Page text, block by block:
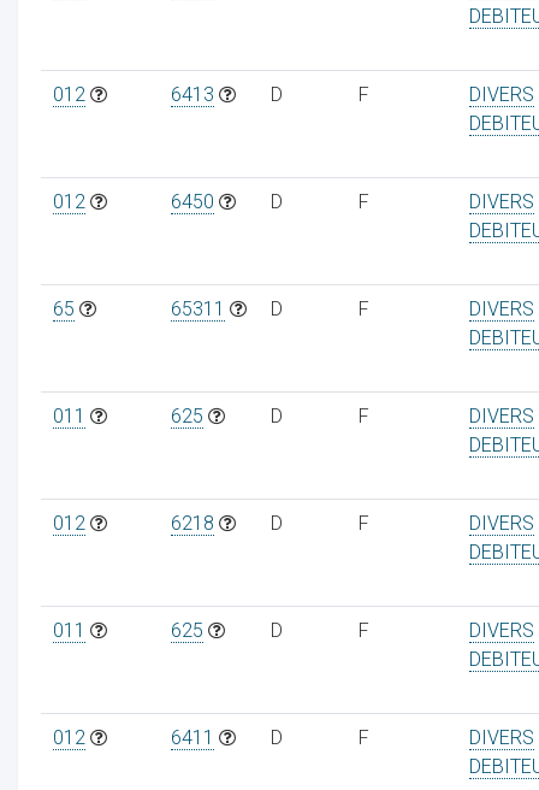
012 6413 D F
DIVERS
012 6450 D F
DIVERS
65 65311 D F
DIVERS
011 625 D F
DIVERS
012 6218 D F
DIVERS
011 625 D F
DIVERS
012 6411 D F
DIVERS